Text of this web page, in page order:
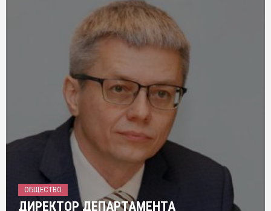
ОБЩЕСТВО
ДИРЕКТОР ДЕПАРТАМЕНТА